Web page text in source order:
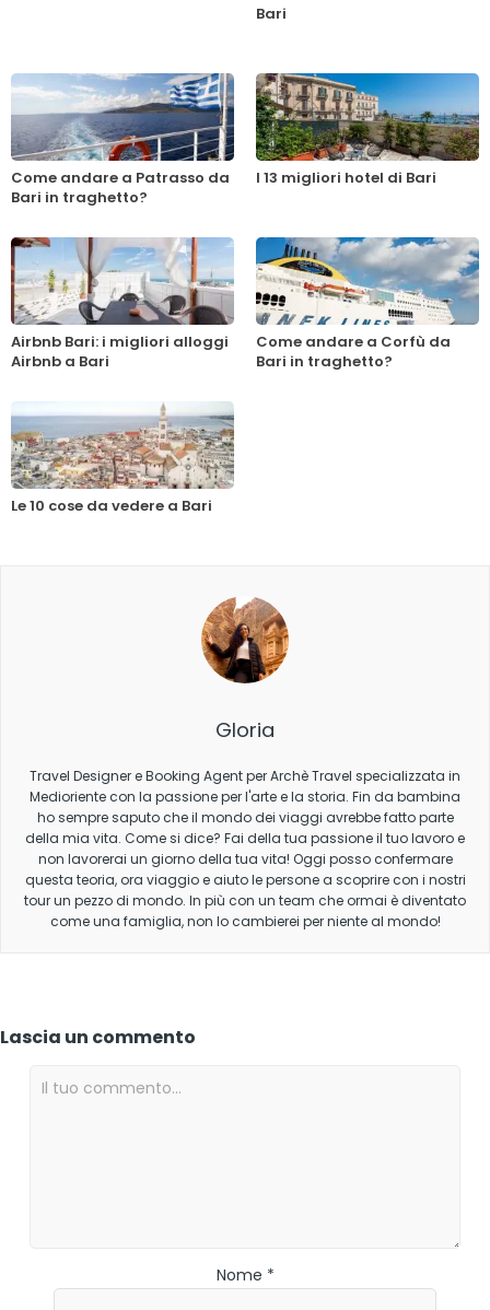
Bari
Come andare a Patrasso da
Bari in traghetto?
I 13 migliori hotel di Bari
Airbnb Bari: i migliori alloggi
Airbnb a Bari
Come andare a Corfù da
Bari in traghetto?
Le 10 cose da vedere a Bari
Gloria
Travel Designer e Booking Agent per Archè Travel specializzata in
Medioriente con la passione per l'arte e la storia. Fin da bambina
ho sempre saputo che il mondo dei viaggi avrebbe fatto parte
della mia vita. Come si dice? Fai della tua passione il tuo lavoro e
non lavorerai un giorno della tua vita! Oggi posso confermare
questa teoria, ora viaggio e aiuto le persone a scoprire con i nostri
tour un pezzo di mondo. In più con un team che ormai è diventato
come una famiglia, non lo cambierei per niente al mondo!
Lascia un commento
Nome *